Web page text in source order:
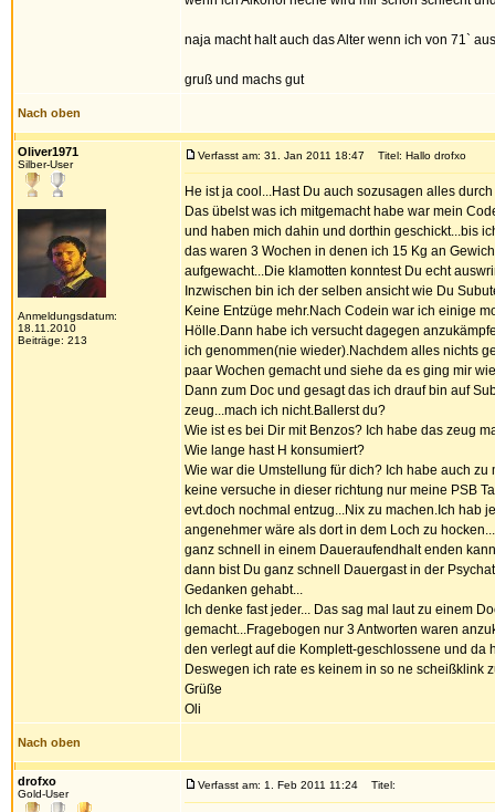
naja macht halt auch das Alter wenn ich von 71`
gruß und machs gut
Nach oben
Oliver1971
Silber-User
Anmeldungsdatum:
18.11.2010
Beiträge: 213
Verfasst am: 31. Jan 2011 18:47 Titel: Hallo drofxo
He ist ja cool...Hast Du auch sozusagen alles
Das übelst was ich mitgemacht habe war mein
und haben mich dahin und dorthin geschickt...bis
das waren 3 Wochen in denen ich 15 Kg an
aufgewacht...Die klamotten konntest Du echt
Inzwischen bin ich der selben ansicht wie Du
Keine Entzüge mehr.Nach Codein war ich einige
Hölle.Dann habe ich versucht dagegen
ich genommen(nie wieder).Nachdem alles nichts
paar Wochen gemacht und siehe da es ging mir
Dann zum Doc und gesagt das ich drauf bin auf
zeug...mach ich nicht.Ballerst du?
Wie ist es bei Dir mit Benzos? Ich habe das zeug
Wie lange hast H konsumiert?
Wie war die Umstellung für dich? Ich habe auch
keine versuche in dieser richtung nur meine PSB
evt.doch nochmal entzug...Nix zu machen.Ich hab
angenehmer wäre als dort in dem Loch zu
ganz schnell in einem Daueraufendhalt enden
dann bist Du ganz schnell Dauergast in der
Gedanken gehabt...
Ich denke fast jeder... Das sag mal laut zu einem
gemacht...Fragebogen nur 3 Antworten waren
den verlegt auf die Komplett-geschlossene und da
Deswegen ich rate es keinem in so ne scheißklink
Grüße
Oli
Nach oben
drofxo
Gold-User
Verfasst am: 1. Feb 2011 11:24 Titel: